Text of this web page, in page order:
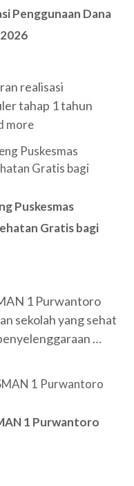
Penggunaan Dana
realisasi
tahap 1 tahun
more
Puskesmas
Gratis bagi
1 Purwantoro
sekolah yang sehat
…
1 Purwantoro